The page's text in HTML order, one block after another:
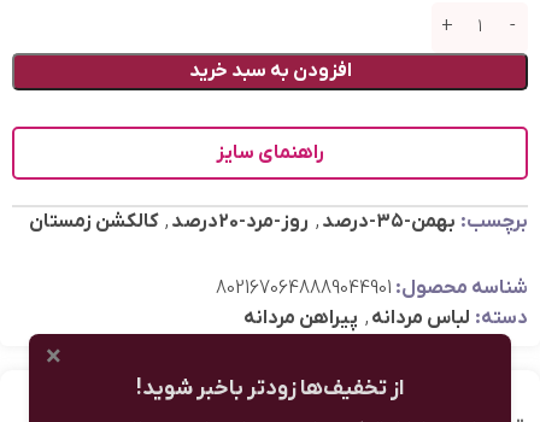
افزودن به سبد خرید
راهنمای سایز
برچسب: بهمن-۳۵-درصد , روز-مرد-20درصد , کالکشن زمستان
شناسه محصول: 8021670648889044901
دسته: لباس مردانه , پیراهن مردانه
×
از تخفیف‌ها زودتر باخبر شوید!